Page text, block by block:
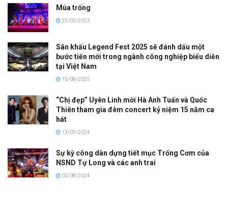
Múa trống
25/03/2023
Sân khấu Legend Fest 2025 sẽ đánh dấu một
bước tiến mới trong ngành công nghiệp biểu diễn
tại Việt Nam
15/08/2025
“Chị đẹp” Uyên Linh mời Hà Anh Tuấn và Quốc
Thiên tham gia đêm concert kỷ niệm 15 năm ca
hát
13/09/2024
Sự kỳ công dàn dựng tiết mục Trống Cơm của
NSND Tự Long và các anh trai
03/08/2024